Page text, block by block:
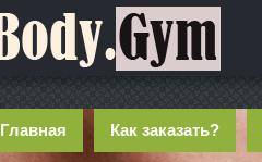
Главная Как заказать?